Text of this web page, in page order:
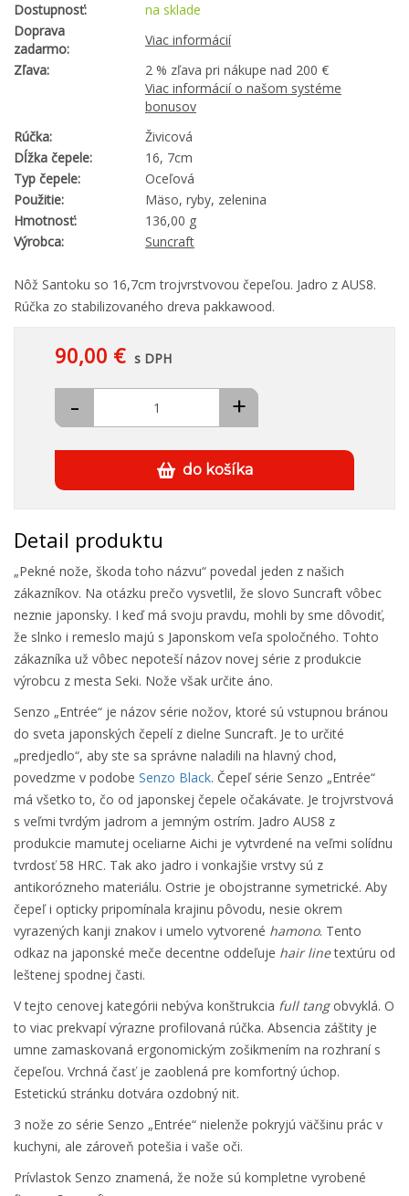
Dostupnosť:
na sklade
Doprava
zadarmo:
Viac informácií
Zľava:
2 % zľava pri nákupe nad 200 €
Viac informácií o našom systéme
bonusov
Rúčka:
Živicová
Dĺžka čepele:
16, 7cm
Typ čepele:
Oceľová
Použitie:
Mäso, ryby, zelenina
Hmotnosť:
136,00 g
Výrobca:
Suncraft
Nôž Santoku so 16,7cm trojvrstvovou čepeľou. Jadro z AUS8.
Rúčka zo stabilizovaného dreva pakkawood.
90,00 € s DPH
+
-
do košíka
Detail produktu
„Pekné nože, škoda toho názvu“ povedal jeden z našich
zákazníkov. Na otázku prečo vysvetlil, že slovo Suncraft vôbec
neznie japonsky. I keď má svoju pravdu, mohli by sme dôvodiť,
že slnko i remeslo majú s Japonskom veľa spoločného. Tohto
zákazníka už vôbec nepoteší názov novej série z produkcie
výrobcu z mesta Seki. Nože však určite áno.
Senzo „Entrée“ je názov série nožov, ktoré sú vstupnou bránou
do sveta japonských čepelí z dielne Suncraft. Je to určité
„predjedlo“, aby ste sa správne naladili na hlavný chod,
povedzme v podobe Senzo Black. Čepeľ série Senzo „Entrée“
má všetko to, čo od japonskej čepele očakávate. Je trojvrstvová
s veľmi tvrdým jadrom a jemným ostrím. Jadro AUS8 z
produkcie mamutej oceliarne Aichi je vytvrdené na veľmi solídnu
tvrdosť 58 HRC. Tak ako jadro i vonkajšie vrstvy sú z
antikorózneho materiálu. Ostrie je obojstranne symetrické. Aby
čepeľ i opticky pripomínala krajinu pôvodu, nesie okrem
vyrazených kanji znakov i umelo vytvorené hamono. Tento
odkaz na japonské meče decentne oddeľuje hair linetextúru od
leštenej spodnej časti.
V tejto cenovej kategórii nebýva konštrukcia full tangobvyklá. O
to viac prekvapí výrazne profilovaná rúčka. Absencia záštity je
umne zamaskovaná ergonomickým zošikmením na rozhraní s
čepeľou. Vrchná časť je zaoblená pre komfortný úchop.
Estetickú stránku dotvára ozdobný nit.
3 nože zo série Senzo „Entrée“ nielenže pokryjú väčšinu prác v
kuchyni, ale zároveň potešia i vaše oči.
Prívlastok Senzo znamená, že nože sú kompletne vyrobené